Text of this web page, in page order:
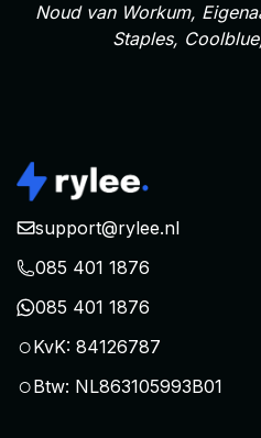
Noud van Workum,
Staples,
support@rylee.nl
085 401 1876
085 401 1876
○KvK: 84126787
○Btw: NL863105993B01